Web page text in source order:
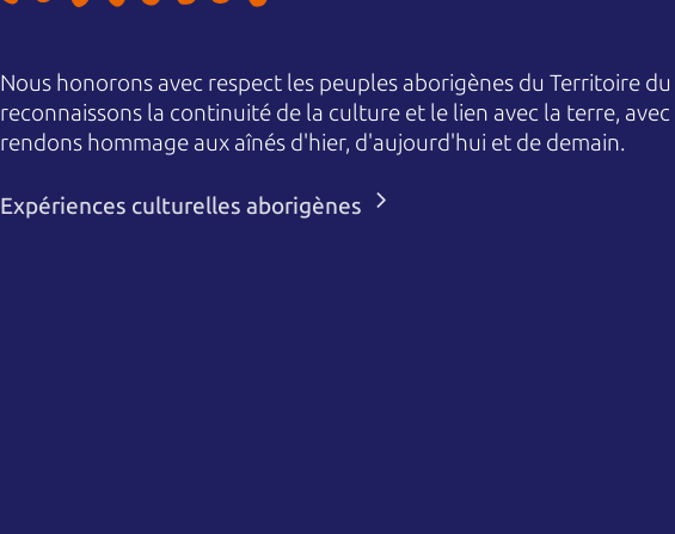
Nous honorons avec respect les peuples aborigènes du Territoire
reconnaissons la continuité de la culture et le lien avec la terre,
rendons hommage aux aînés d'hier, d'aujourd'hui et de demain.
Expériences culturelles aborigènes